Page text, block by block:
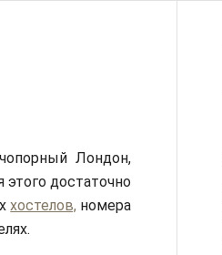
Лондон,
достаточно
хостелов, номера